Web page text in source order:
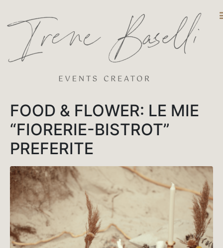
FOOD & FLOWER: LE MIE
“FIORERIE-BISTROT”
PREFERITE